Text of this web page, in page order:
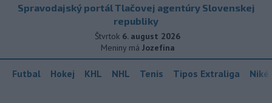
Spravodajský portál Tlačovej agentúry Slovenskej
republiky
Štvrtok 6. august 2026
Meniny má Jozefína
Futbal Hokej KHL NHL Tenis Tipos Extraliga